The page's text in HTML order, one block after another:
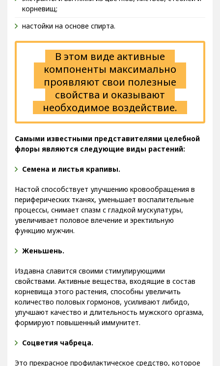
экстракты и вытяжки из цветков, листьев, стеблей и
корневищ;
настойки на основе спирта.
В этом виде активные
компоненты максимально
проявляют свои полезные
свойства и оказывают
необходимое воздействие.
Самыми известными представителями целебной
флоры являются следующие виды растений:
Семена и листья крапивы.
Настой способствует улучшению кровообращения в
периферических тканях, уменьшает воспалительные
процессы, снимает спазм с гладкой мускулатуры,
увеличивает половое влечение и эректильную
функцию мужчин.
Издавна славится своими стимулирующими
свойствами. Активные вещества, входящие в состав
корневища этого растения, способны увеличить
количество половых гормонов, усиливают либидо,
улучшают качество и длительность мужского оргазма,
формируют повышенный иммунитет.
Соцветия чабреца.